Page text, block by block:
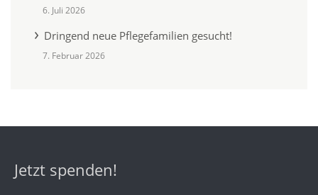
6. Juli 2026
Dringend neue Pflegefamilien gesucht!
7. Februar 2026
Jetzt spenden!